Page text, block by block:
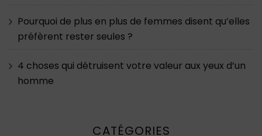
Pourquoi de plus en plus de femmes disent qu’elles
préfèrent rester seules ?
4 choses qui détruisent votre valeur aux yeux d’un
homme
CATÉGORIES